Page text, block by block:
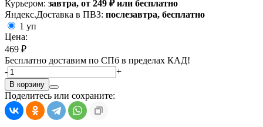
Курьером: завтра, от 249 ₽ или бесплатно
Яндекс.Доставка в ПВЗ: послезавтра, бесплатно
1 уп
Цена:
469 ₽
Бесплатно доставим по СПб в пределах КАД!
-
+
В корзину
Поделитесь или сохраните: